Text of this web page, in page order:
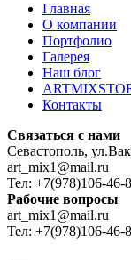
Главная
О компании
Портфолио
Галерея
Наш блог
Контакты
Связаться с нами
Севастополь,
art_mix1@mail.ru
Тел: +7(978)106-46-
Рабочие вопросы
art_mix1@mail.ru
Тел: +7(978)106-46-